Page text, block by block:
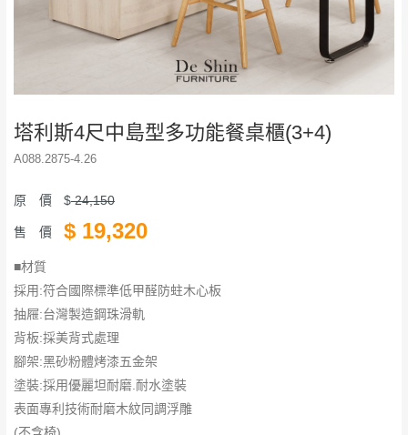
塔利斯4尺中島型多功能餐桌櫃(3+4)
A088.2875-4.26
原 價 $24,150
售 價 $ 19,320
■材質
採用:符合國際標準低甲醛防蛀木心板
抽屜:台灣製造鋼珠滑軌
背板:採美背式處理
腳架:黑砂粉體烤漆五金架
塗裝:採用優麗坦耐磨.耐水塗裝
表面專利技術耐磨木紋同調浮雕